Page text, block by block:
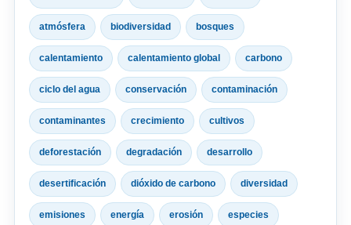
atmósfera biodiversidad bosques
calentamiento calentamiento global carbono
ciclo del agua conservación contaminación
contaminantes crecimiento cultivos
deforestación degradación desarrollo
desertificación dióxido de carbono diversidad
emisiones energía erosión especies